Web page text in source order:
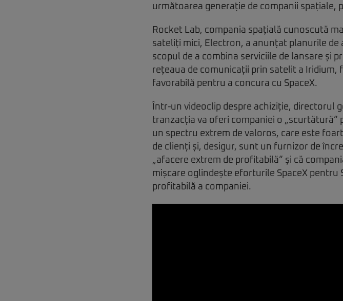
următoarea generație de companii spațiale,
Rocket Lab, compania spațială cunoscută
sateliți mici, Electron, a anunțat planurile de
scopul de a combina serviciile de lansare și
rețeaua de comunicații prin satelit a Iridium,
favorabilă pentru a concura cu SpaceX.
Într-un videoclip despre achiziție, directorul
tranzacția va oferi companiei o „scurtătură”
un spectru extrem de valoros, care este
de clienți și, desigur, sunt un furnizor de
„afacere extrem de profitabilă” și că
mișcare oglindește eforturile SpaceX
profitabilă a companiei.